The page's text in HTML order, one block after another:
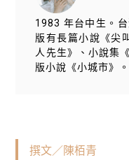
1983 年台中生。
版有長篇小說《尖
人先生》、小說集
版小說《小城市》。
撰文／陳栢青